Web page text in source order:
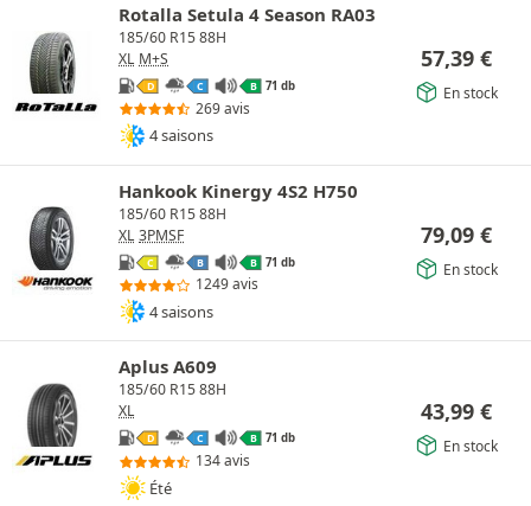
Rotalla Setula 4 Season RA03
185/60 R15 88H
XL M+S
D C B 71 db
269 avis
4 saisons
57,39 €
En stock
Hankook Kinergy 4S2 H750
185/60 R15 88H
XL 3PMSF
C B B 71 db
1249 avis
4 saisons
79,09 €
En stock
Aplus A609
185/60 R15 88H
XL
D C B 71 db
134 avis
Été
43,99 €
En stock